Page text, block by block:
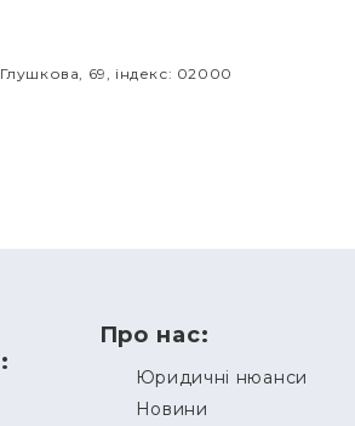
69, індекс: 02000
Про нас:
Юридичні нюанси
Новини